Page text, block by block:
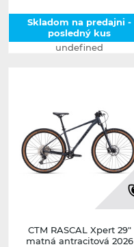
Skladom na predajni -
posledný kus
undefined
CTM RASCAL Xpert 29"
matná antracitová 2026